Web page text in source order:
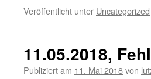
Veröffentlicht unter Uncategorized
11.05.2018,
Publiziert am 11. Mai 2018von